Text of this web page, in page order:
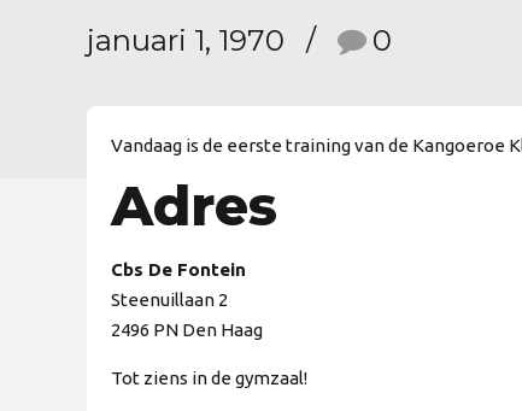
januari 1, 1970 0
Vandaag is de eerste training van de Kangoeroe
Adres
Cbs De Fontein
Steenuillaan 2
2496 PN Den Haag
Tot ziens in de gymzaal!